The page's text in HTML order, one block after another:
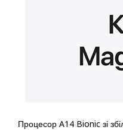
Процесор A14 Bionic зі